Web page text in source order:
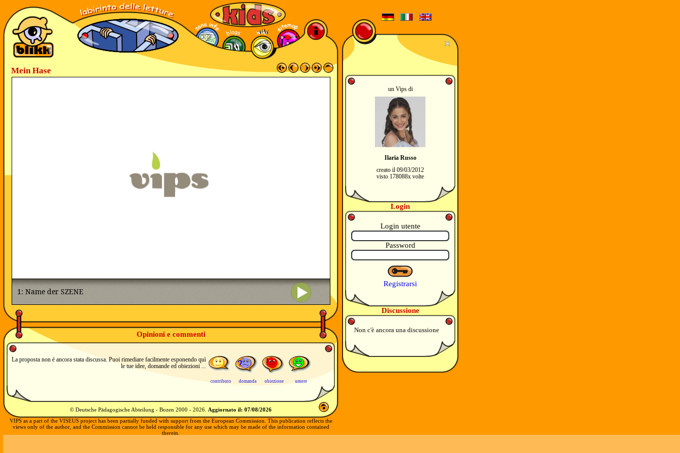
Mein Hase
Opinioni e commenti
La proposta non é ancora stata discussa. Puoi rimediare facilmente esponendo quì
le tue idee, domande ed obiezioni ...
contributo domanda obiezione umore
© Deutsche Pädagogische Abteilung - Bozen 2000 - 2026 Aggiornato il: 07/08/2026
VIPS as a part of the VISEUS project has been partially funded with support from the European Commission. This publication reflects the
views only of the author, and the Commission cannot be held responsible for any use which may be made of the information contained
therein.
un Vips di
Ilaria Russo
creato il 09/03/2012
visto 178088x volte
Login
Login utente
Password
Registrarsi
Discussione
Non c'è ancora una discussione